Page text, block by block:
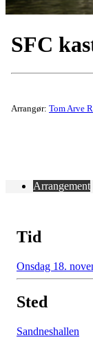
SFC
Arrangør: Tom Arve
Arrangement
Tid
Onsdag 18.
Sted
Sandneshallen